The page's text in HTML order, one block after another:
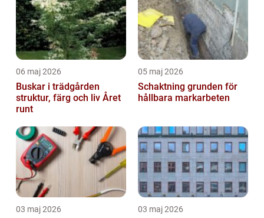
06 maj 2026
Buskar i trädgården
struktur, färg och liv Året
runt
05 maj 2026
Schaktning grunden för
hållbara markarbeten
03 maj 2026 03 maj 2026